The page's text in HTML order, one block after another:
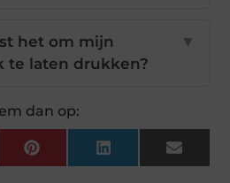
het om mijn
te laten drukken?
▼
dan op:
PinterestLinkedInEmail